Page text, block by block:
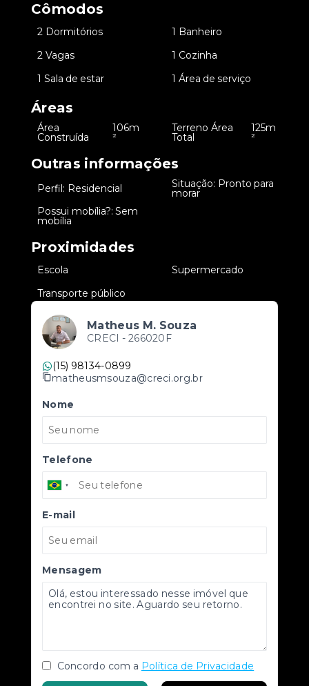
Cômodos
2 Dormitórios
1 Banheiro
2 Vagas
1 Cozinha
1 Sala de estar 1 Área de serviço
Áreas
Área
Construída
106m
²
Terreno Área
Total
125m
²
Outras informações
Perfil: Residencial Situação: Pronto para
morar
Possui mobília?: Sem
mobília
Proximidades
Escola
Supermercado
Transporte público
Matheus M. Souza
CRECI - 266020F
(15) 98134-0899
matheusmsouza@creci.org.br
Nome
Telefone
E-mail
Mensagem
Concordo com a Política de Privacidade